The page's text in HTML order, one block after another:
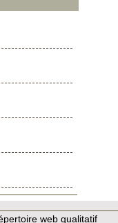
web qualitatif